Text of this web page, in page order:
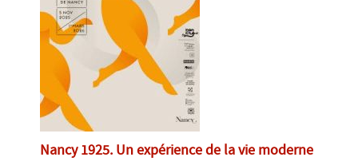
Nancy 1925. Un expérience de la vie moderne